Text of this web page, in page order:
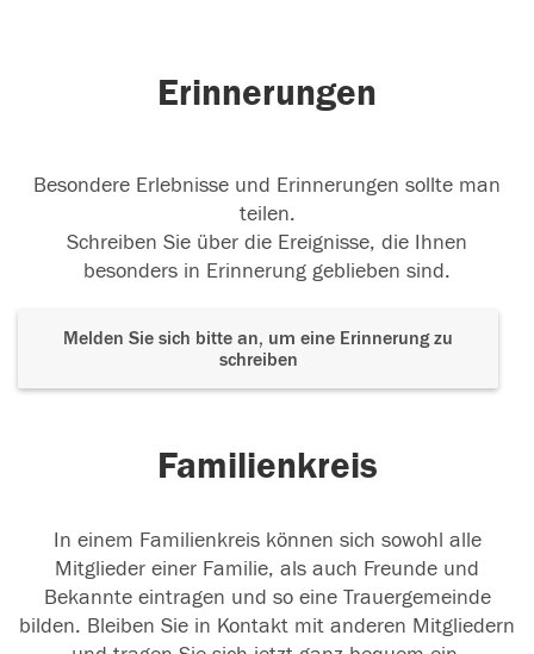
Erinnerungen
Besondere Erlebnisse und Erinnerungen sollte man
teilen.
Schreiben Sie über die Ereignisse, die Ihnen
besonders in Erinnerung geblieben sind.
Melden Sie sich bitte an, um eine Erinnerung zu
schreiben
Familienkreis
In einem Familienkreis können sich sowohl alle
Mitglieder einer Familie, als auch Freunde und
Bekannte eintragen und so eine Trauergemeinde
bilden. Bleiben Sie in Kontakt mit anderen Mitgliedern